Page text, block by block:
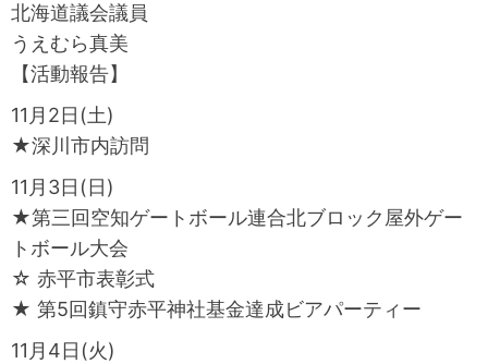
北海道議会議員
うえむら真美
【活動報告】
11月2日(土)
★深川市内訪問
11月3日(日)
★第三回空知ゲートボール連合北ブロック屋外ゲー
トボール大会
☆ 赤平市表彰式
★ 第5回鎮守赤平神社基金達成ビアパーティー
11月4日(火)